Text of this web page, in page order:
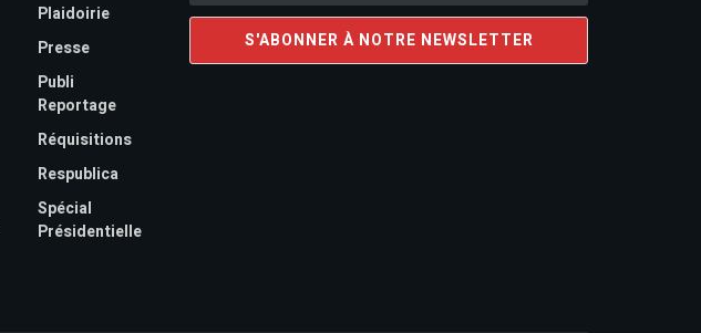
Plaidoirie
Presse
Publi
Reportage
Réquisitions
Respublica
Spécial
Présidentielle